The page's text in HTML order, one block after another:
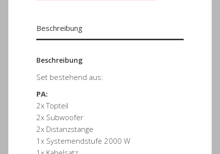
Beschreibung
Beschreibung
Set bestehend aus:
PA:
2x Topteil
2x Subwoofer
2x Distanzstange
1x Systemendstufe 2000 W